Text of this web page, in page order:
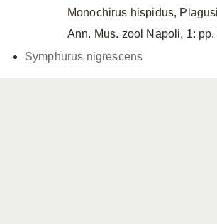
Monochirus hispidus,
Ann. Mus. zool Napoli, 1: pp.
Symphurus nigrescens